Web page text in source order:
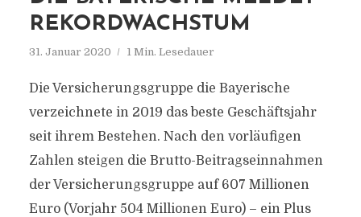
REKORDWACHSTUM
31. Januar 2020 1 Min. Lesedauer
Die Versicherungsgruppe die Bayerische
verzeichnete in 2019 das beste Geschäftsjahr
seit ihrem Bestehen. Nach den vorläufigen
Zahlen steigen die Brutto-Beitragseinnahmen
der Versicherungsgruppe auf 607 Millionen
Euro (Vorjahr 504 Millionen Euro) – ein Plus